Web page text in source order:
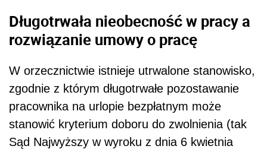
Długotrwała nieobecność w pracy a
rozwiązanie umowy o pracę
W orzecznictwie istnieje utrwalone stanowisko,
zgodnie z którym długotrwałe pozostawanie
pracownika na urlopie bezpłatnym może
stanowić kryterium doboru do zwolnienia (tak
Sąd Najwyższy w wyroku z dnia 6 kwietnia